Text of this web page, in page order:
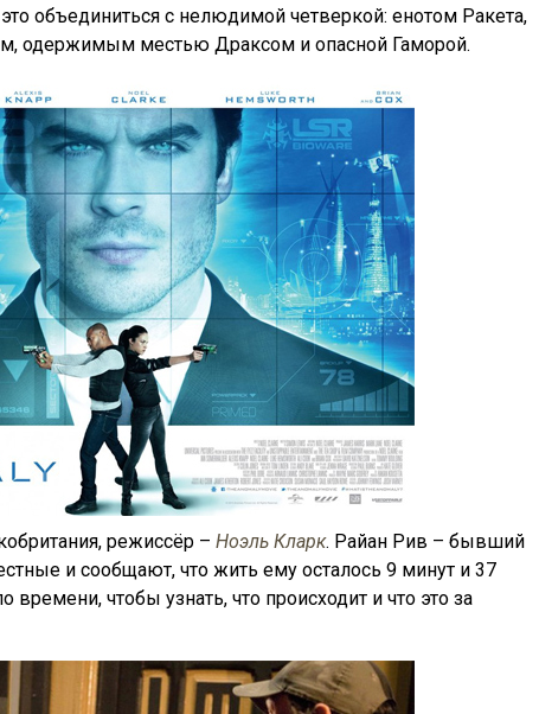
объединиться с нелюдимой четверкой: енотом Ракета,
одержимым местью Драксом и опасной Гаморой.
режиссёр – Ноэль Кларк. Райан Рив – бывший
и сообщают, что жить ему осталось 9 минут и 37
времени, чтобы узнать, что происходит и что это за